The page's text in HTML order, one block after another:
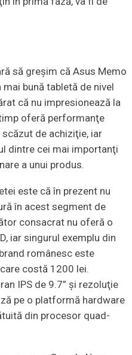
să greşim că Asus Memo
bună tabletă de nivel
că nu impresionează la
oferă performanţe
de achiziţie, iar
dintre cei mai importanţi
a unui produs.
este că în prezent nu
în acest segment de
consacrat nu oferă o
iar singurul exemplu din
românesc este
costă 1200 lei.
IPS de 9.7” şi rezoluţie
pe o platformă hardware
din procesor quad-